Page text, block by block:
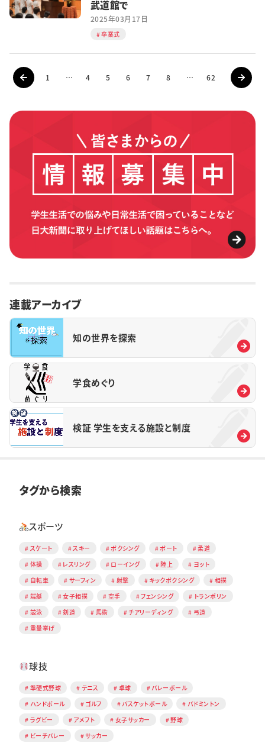
武道館で
2025年03月17日
卒業式
1 … 4 5 6 7 8 … 62
連載アーカイブ
知の世界を探索
学食めぐり
検証 学生を支える施設と制度
タグから検索
スポーツ
スケート スキー ボクシング ボート
柔道
体操
レスリング ローイング 陸上
ヨット
自転車
サーフィン 射撃 キックボクシング
相撲
端艇
女子相撲 空手 フェンシング
トランポリン
競泳
剣道 馬術 チアリーディング
弓道
重量挙げ
球技
準硬式野球 テニス 卓球
バレーボール
ハンドボール
ゴルフ バスケットボール
バドミントン
ラグビー
アメフト 女子サッカー
野球
ビーチバレー
サッカー